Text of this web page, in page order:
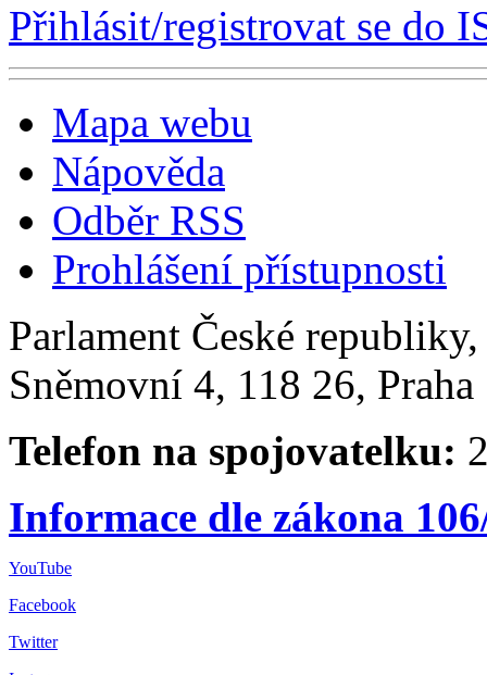
Přihlásit/registrovat se do
Mapa webu
Nápověda
Odběr RSS
Prohlášení přístupnosti
Parlament České
Sněmovní 4, 118 26,
Telefon na spojovatelku:
Informace dle zákona
YouTube
Facebook
Twitter